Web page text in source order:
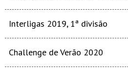
Interligas 2019, 1ª divisão
Challenge de Verão 2020